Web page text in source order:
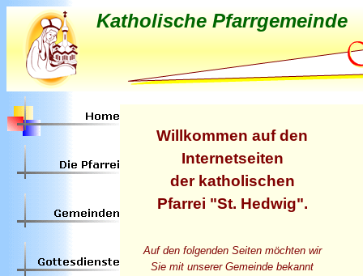
Katholische Pfarrgemeinde
Willkommen auf den
Internetseiten
der katholischen
Pfarrei "St. Hedwig".
Auf den folgenden Seiten möchten wir
Sie mit unserer Gemeinde bekannt